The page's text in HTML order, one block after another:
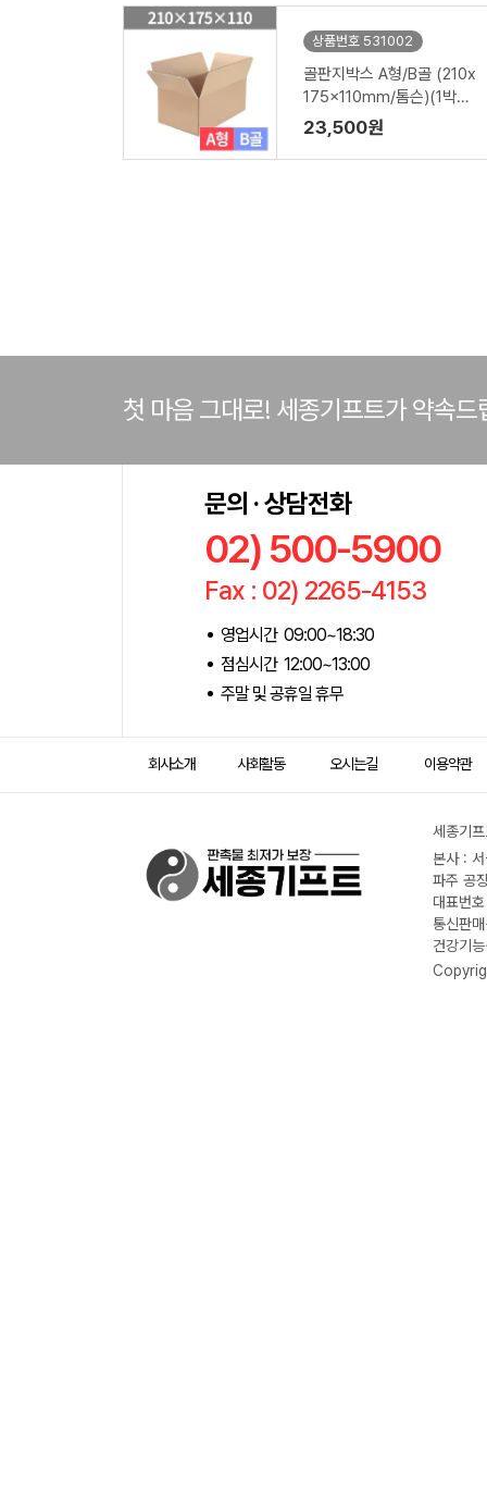
상품번호 531002
골판지박스 A형/B골 (210x
175x110mm/톰슨)(1박스/
120장)
23,500원
첫 마음 그대로! 세종기프트가 약속드
문의 · 상담전화
02) 500-5900
Fax : 02) 2265-4153
영업시간 09:00~18:30
점심시간 12:00~13:00
주말 및 공휴일 휴무
회사소개 사회활동 오시는길 이용약관
세종기
본사 :
파주 공
대표번
통신판
건강기